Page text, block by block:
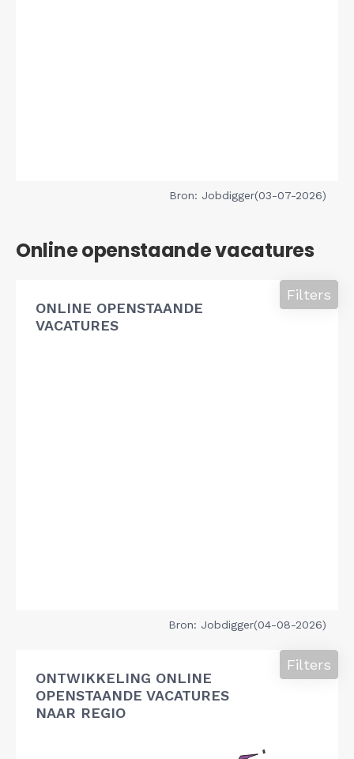
Bron: Jobdigger(03-07-2026)
Online openstaande vacatures
ONLINE OPENSTAANDE
VACATURES
Filters
Bron: Jobdigger(04-08-2026)
ONTWIKKELING ONLINE
OPENSTAANDE VACATURES
NAAR REGIO
Filters